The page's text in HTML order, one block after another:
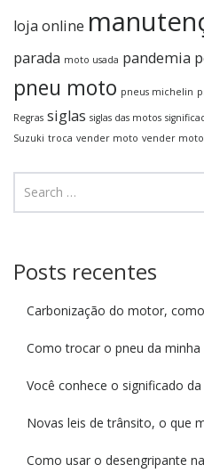
loja online
parada moto usada pandemia
pneu moto pneus michelin
Regras siglas siglas das motos
Suzuki troca vender moto vender moto
Posts recentes
Carbonização do motor,
Como trocar o pneu da
Você conhece o significado
Novas leis de trânsito, o que
Como usar o desengripante